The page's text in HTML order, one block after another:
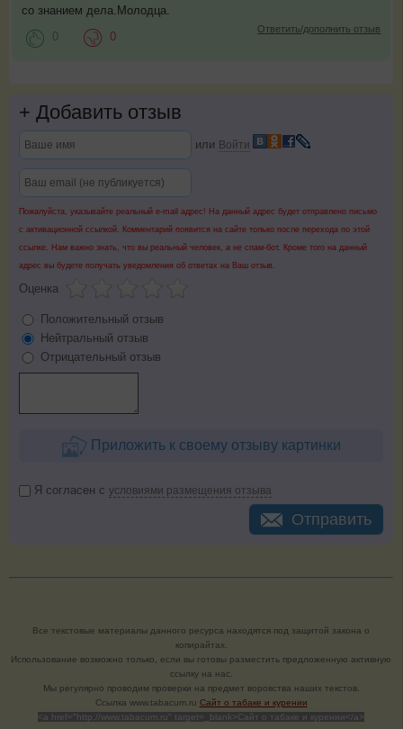
со знанием дела.Молодца.
Ответить/дополнить отзыв
0 0
+ Добавить отзыв
или Войти
Пожалуйста, указывайте реальный e-mail адрес! На данный адрес будет отправлено письмо
с активационной ссылкой. Комментарий появится на сайте только после перехода по этой
ссылке. Нам важно знать, что вы реальный человек, а не спам-бот. Кроме того на данный
адрес вы будете получать уведомления об ответах на Ваш отзыв.
Оценка
Положительный отзыв
Нейтральный отзыв
Отрицательный отзыв
Приложить к своему отзыву картинки
Я согласен с условиями размещения отзыва
Отправить
Все текстовые материалы данного ресурса находятся под защитой закона о
копирайтах.
Использование возможно только, если вы готовы разместить предложенную активную
ссылку на нас.
Мы регулярно проводим проверки на предмет воровства наших текстов.
Cсылка www.tabacum.ru Сайт о табаке и курении
<a href="http://www.tabacum.ru" target=_blank>Сайт о табаке и курении</a>